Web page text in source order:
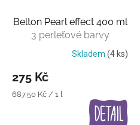
Belton Pearl effect 400 ml
3 perleťové barvy
Skladem (4 ks)
275 Kč
Měrná
687,50 Kč / 1 l